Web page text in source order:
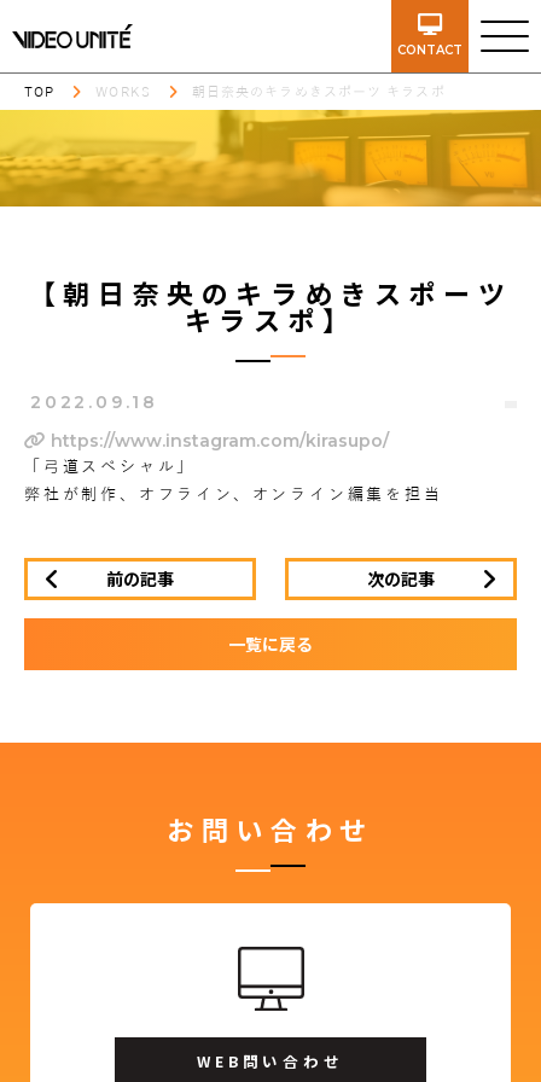
CONTACT
TOP WORKS 朝日奈央のキラめきスポーツ キラスポ
【朝日奈央のキラめきスポーツ
キラスポ】
2022.09.18
https://www.instagram.com/kirasupo/
「弓道スペシャル」
弊社が制作、オフライン、オンライン編集を担当
前の記事 次の記事
一覧に戻る
お問い合わせ
WEB問い合わせ